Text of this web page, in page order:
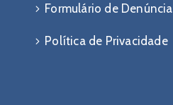
Formulário de Denúncia
Política de Privacidade